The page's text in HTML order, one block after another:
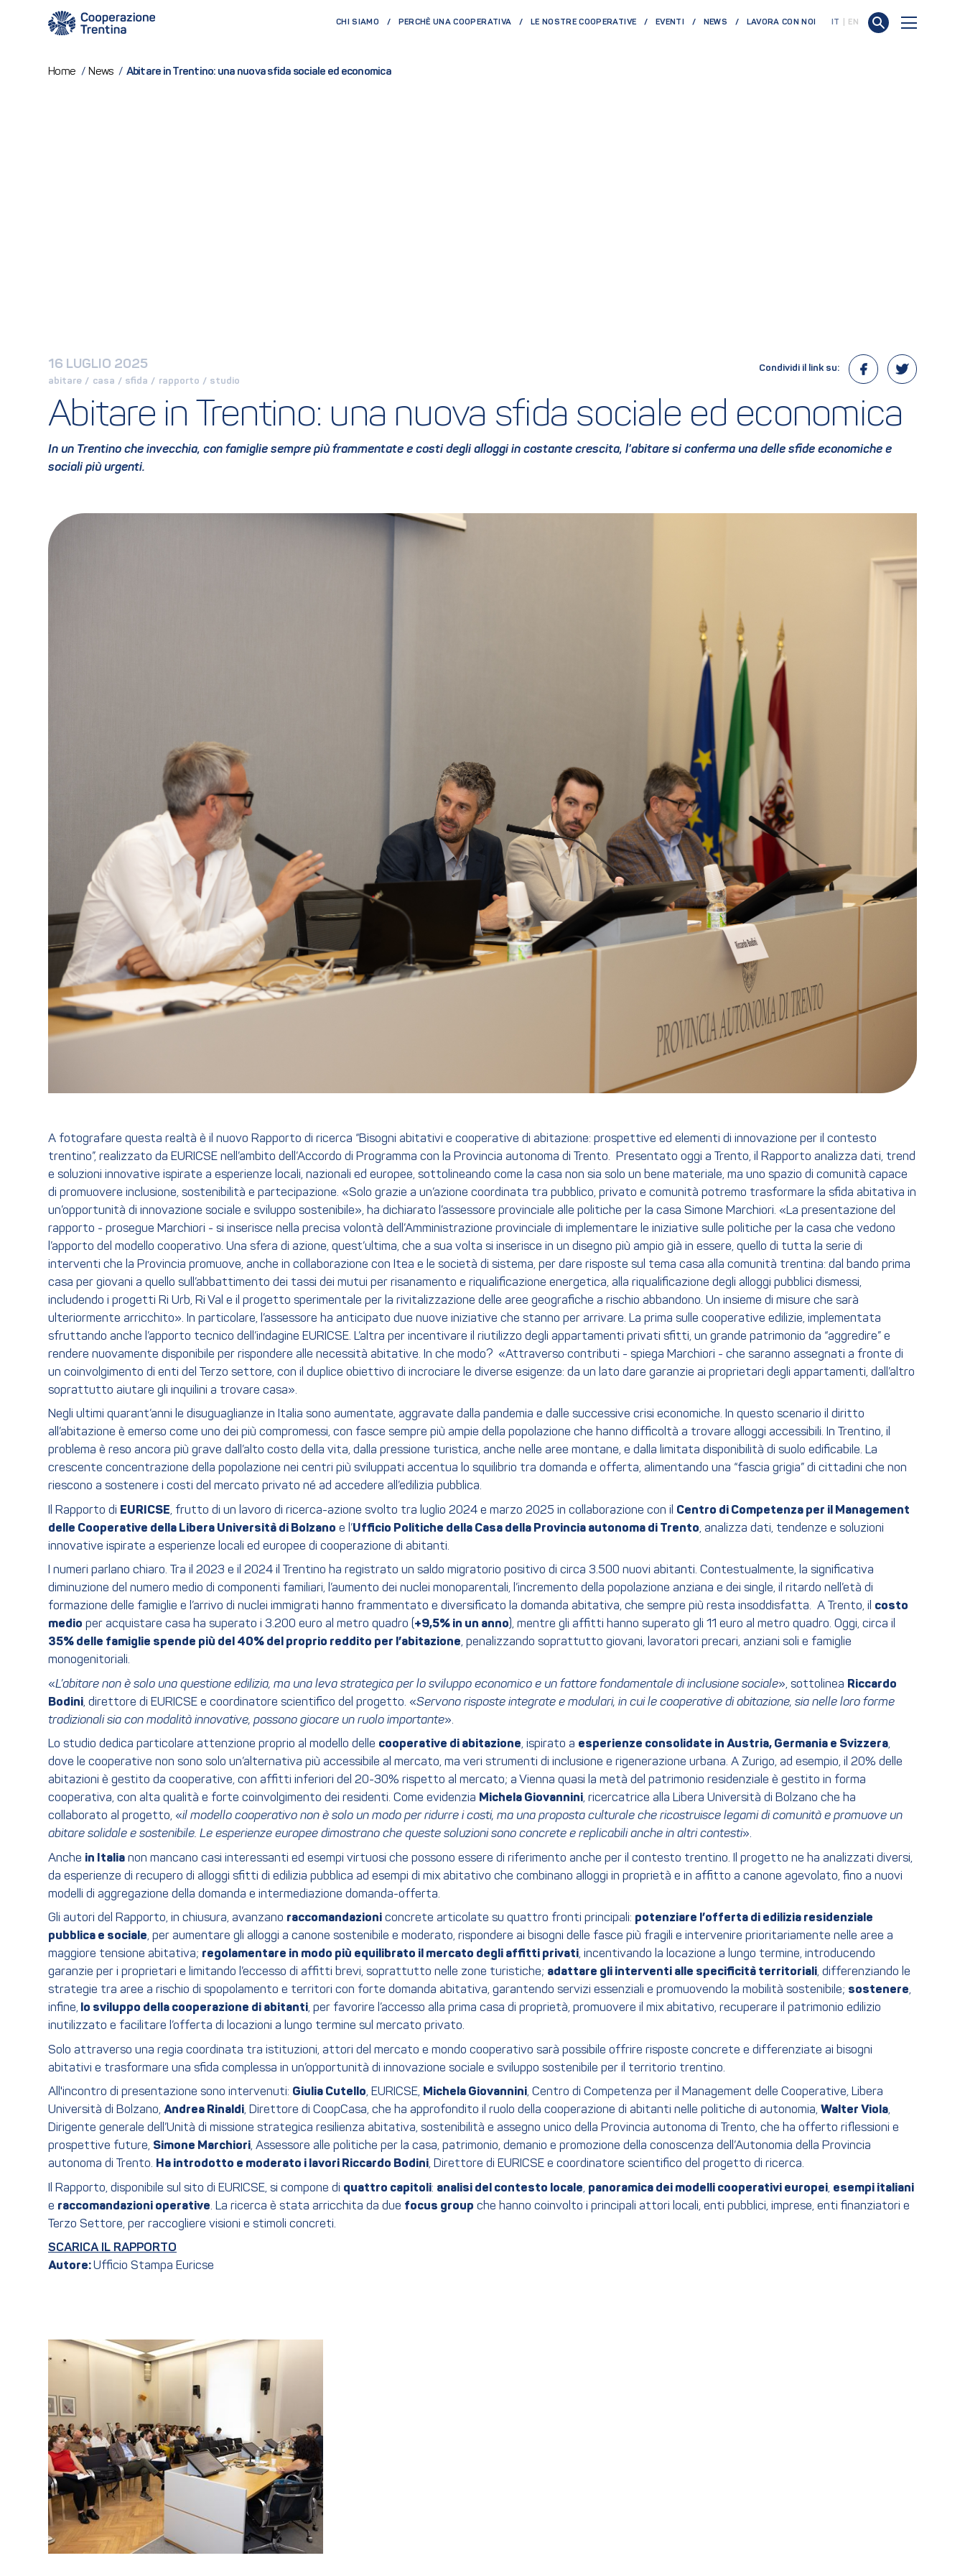
CHI SIAMO PERCHÈ UNA COOPERATIVA LE NOSTRE COOPERATIVE EVENTI NEWS LAVORA CON NOI IT EN
Home / News / Abitare in Trentino: una nuova sfida sociale ed economica
16 LUGLIO 2025
abitare / casa / sfida / rapporto / studio
Condividi il link su:
Abitare in Trentino: una nuova sfida sociale ed economica
In un Trentino che invecchia, con famiglie sempre più frammentate e costi degli alloggi in costante crescita, l’abitare si conferma una delle sfide economiche e
sociali più urgenti.
A fotografare questa realtà è il nuovo Rapporto di ricerca “Bisogni abitativi e cooperative di abitazione: prospettive ed elementi di innovazione per il contesto
trentino”, realizzato da EURICSE nell’ambito dell’Accordo di Programma con la Provincia autonoma di Trento. Presentato oggi a Trento, il Rapporto analizza dati, trend
e soluzioni innovative ispirate a esperienze locali, nazionali ed europee, sottolineando come la casa non sia solo un bene materiale, ma uno spazio di comunità capace
di promuovere inclusione, sostenibilità e partecipazione. «Solo grazie a un’azione coordinata tra pubblico, privato e comunità potremo trasformare la sfida abitativa in
un’opportunità di innovazione sociale e sviluppo sostenibile», ha dichiarato l’assessore provinciale alle politiche per la casa Simone Marchiori. «La presentazione del
rapporto - prosegue Marchiori - si inserisce nella precisa volontà dell’Amministrazione provinciale di implementare le iniziative sulle politiche per la casa che vedono
l’apporto del modello cooperativo. Una sfera di azione, quest’ultima, che a sua volta si inserisce in un disegno più ampio già in essere, quello di tutta la serie di
interventi che la Provincia promuove, anche in collaborazione con Itea e le società di sistema, per dare risposte sul tema casa alla comunità trentina: dal bando prima
casa per giovani a quello sull’abbattimento dei tassi dei mutui per risanamento e riqualificazione energetica, alla riqualificazione degli alloggi pubblici dismessi,
includendo i progetti Ri Urb, Ri Val e il progetto sperimentale per la rivitalizzazione delle aree geografiche a rischio abbandono. Un insieme di misure che sarà
ulteriormente arricchito». In particolare, l’assessore ha anticipato due nuove iniziative che stanno per arrivare. La prima sulle cooperative edilizie, implementata
sfruttando anche l’apporto tecnico dell’indagine EURICSE. L’altra per incentivare il riutilizzo degli appartamenti privati sfitti, un grande patrimonio da “aggredire” e
rendere nuovamente disponibile per rispondere alle necessità abitative. In che modo? «Attraverso contributi - spiega Marchiori - che saranno assegnati a fronte di
un coinvolgimento di enti del Terzo settore, con il duplice obiettivo di incrociare le diverse esigenze: da un lato dare garanzie ai proprietari degli appartamenti, dall’altro
soprattutto aiutare gli inquilini a trovare casa».
Negli ultimi quarant’anni le disuguaglianze in Italia sono aumentate, aggravate dalla pandemia e dalle successive crisi economiche. In questo scenario il diritto
all’abitazione è emerso come uno dei più compromessi, con fasce sempre più ampie della popolazione che hanno difficoltà a trovare alloggi accessibili. In Trentino, il
problema è reso ancora più grave dall’alto costo della vita, dalla pressione turistica, anche nelle aree montane, e dalla limitata disponibilità di suolo edificabile. La
crescente concentrazione della popolazione nei centri più sviluppati accentua lo squilibrio tra domanda e offerta, alimentando una “fascia grigia” di cittadini che non
riescono a sostenere i costi del mercato privato né ad accedere all’edilizia pubblica.
Il Rapporto di EURICSE, frutto di un lavoro di ricerca-azione svolto tra luglio 2024 e marzo 2025 in collaborazione con il Centro di Competenza per il Management
delle Cooperative della Libera Università di Bolzano e l’Ufficio Politiche della Casa della Provincia autonoma di Trento, analizza dati, tendenze e soluzioni
innovative ispirate a esperienze locali ed europee di cooperazione di abitanti.
I numeri parlano chiaro. Tra il 2023 e il 2024 il Trentino ha registrato un saldo migratorio positivo di circa 3.500 nuovi abitanti. Contestualmente, la significativa
diminuzione del numero medio di componenti familiari, l’aumento dei nuclei monoparentali, l’incremento della popolazione anziana e dei single, il ritardo nell’età di
formazione delle famiglie e l’arrivo di nuclei immigrati hanno frammentato e diversificato la domanda abitativa, che sempre più resta insoddisfatta. A Trento, il costo
medio per acquistare casa ha superato i 3.200 euro al metro quadro (+9,5% in un anno), mentre gli affitti hanno superato gli 11 euro al metro quadro. Oggi, circa il
35% delle famiglie spende più del 40% del proprio reddito per l’abitazione, penalizzando soprattutto giovani, lavoratori precari, anziani soli e famiglie
monogenitoriali.
«L’abitare non è solo una questione edilizia, ma una leva strategica per lo sviluppo economico e un fattore fondamentale di inclusione sociale», sottolinea Riccardo
Bodini, direttore di EURICSE e coordinatore scientifico del progetto. «Servono risposte integrate e modulari, in cui le cooperative di abitazione, sia nelle loro forme
tradizionali sia con modalità innovative, possono giocare un ruolo importante».
Lo studio dedica particolare attenzione proprio al modello delle cooperative di abitazione, ispirato a esperienze consolidate in Austria, Germania e Svizzera,
dove le cooperative non sono solo un’alternativa più accessibile al mercato, ma veri strumenti di inclusione e rigenerazione urbana. A Zurigo, ad esempio, il 20% delle
abitazioni è gestito da cooperative, con affitti inferiori del 20-30% rispetto al mercato; a Vienna quasi la metà del patrimonio residenziale è gestito in forma
cooperativa, con alta qualità e forte coinvolgimento dei residenti. Come evidenzia Michela Giovannini, ricercatrice alla Libera Università di Bolzano che ha
collaborato al progetto, «il modello cooperativo non è solo un modo per ridurre i costi, ma una proposta culturale che ricostruisce legami di comunità e promuove un
abitare solidale e sostenibile. Le esperienze europee dimostrano che queste soluzioni sono concrete e replicabili anche in altri contesti».
Anche in Italia non mancano casi interessanti ed esempi virtuosi che possono essere di riferimento anche per il contesto trentino. Il progetto ne ha analizzati diversi,
da esperienze di recupero di alloggi sfitti di edilizia pubblica ad esempi di mix abitativo che combinano alloggi in proprietà e in affitto a canone agevolato, fino a nuovi
modelli di aggregazione della domanda e intermediazione domanda-offerta.
Gli autori del Rapporto, in chiusura, avanzano raccomandazioni concrete articolate su quattro fronti principali: potenziare l’offerta di edilizia residenziale
pubblica e sociale, per aumentare gli alloggi a canone sostenibile e moderato, rispondere ai bisogni delle fasce più fragili e intervenire prioritariamente nelle aree a
maggiore tensione abitativa; regolamentare in modo più equilibrato il mercato degli affitti privati, incentivando la locazione a lungo termine, introducendo
garanzie per i proprietari e limitando l’eccesso di affitti brevi, soprattutto nelle zone turistiche; adattare gli interventi alle specificità territoriali, differenziando le
strategie tra aree a rischio di spopolamento e territori con forte domanda abitativa, garantendo servizi essenziali e promuovendo la mobilità sostenibile; sostenere,
infine, lo sviluppo della cooperazione di abitanti, per favorire l’accesso alla prima casa di proprietà, promuovere il mix abitativo, recuperare il patrimonio edilizio
inutilizzato e facilitare l’offerta di locazioni a lungo termine sul mercato privato.
Solo attraverso una regia coordinata tra istituzioni, attori del mercato e mondo cooperativo sarà possibile offrire risposte concrete e differenziate ai bisogni
abitativi e trasformare una sfida complessa in un’opportunità di innovazione sociale e sviluppo sostenibile per il territorio trentino.
All'incontro di presentazione sono intervenuti: Giulia Cutello, EURICSE, Michela Giovannini, Centro di Competenza per il Management delle Cooperative, Libera
Università di Bolzano, Andrea Rinaldi, Direttore di CoopCasa, che ha approfondito il ruolo della cooperazione di abitanti nelle politiche di autonomia, Walter Viola,
Dirigente generale dell’Unità di missione strategica resilienza abitativa, sostenibilità e assegno unico della Provincia autonoma di Trento, che ha offerto riflessioni e
prospettive future, Simone Marchiori, Assessore alle politiche per la casa, patrimonio, demanio e promozione della conoscenza dell’Autonomia della Provincia
autonoma di Trento. Ha introdotto e moderato i lavori Riccardo Bodini, Direttore di EURICSE e coordinatore scientifico del progetto di ricerca.
Il Rapporto, disponibile sul sito di EURICSE, si compone di quattro capitoli: analisi del contesto locale, panoramica dei modelli cooperativi europei, esempi italiani
e raccomandazioni operative. La ricerca è stata arricchita da due focus group che hanno coinvolto i principali attori locali, enti pubblici, imprese, enti finanziatori e
Terzo Settore, per raccogliere visioni e stimoli concreti.
SCARICA IL RAPPORTO
Autore:Ufficio Stampa Euricse